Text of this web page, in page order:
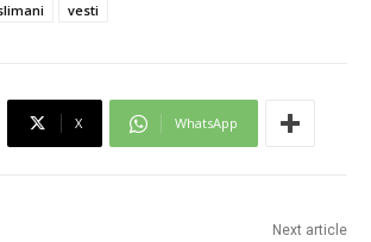
vesti
X WhatsApp
Next article